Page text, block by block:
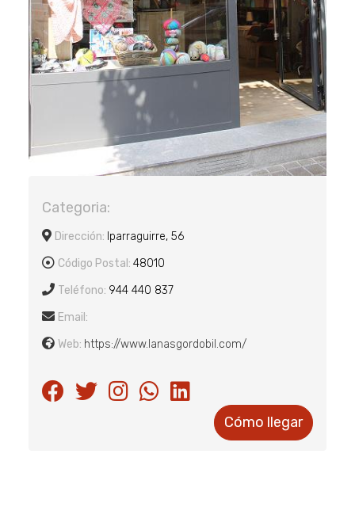
Categoria:
Dirección: Iparraguirre, 56
Código Postal: 48010
Teléfono: 944 440 837
Email:
Web: https://www.lanasgordobil.com/
Cómo llegar